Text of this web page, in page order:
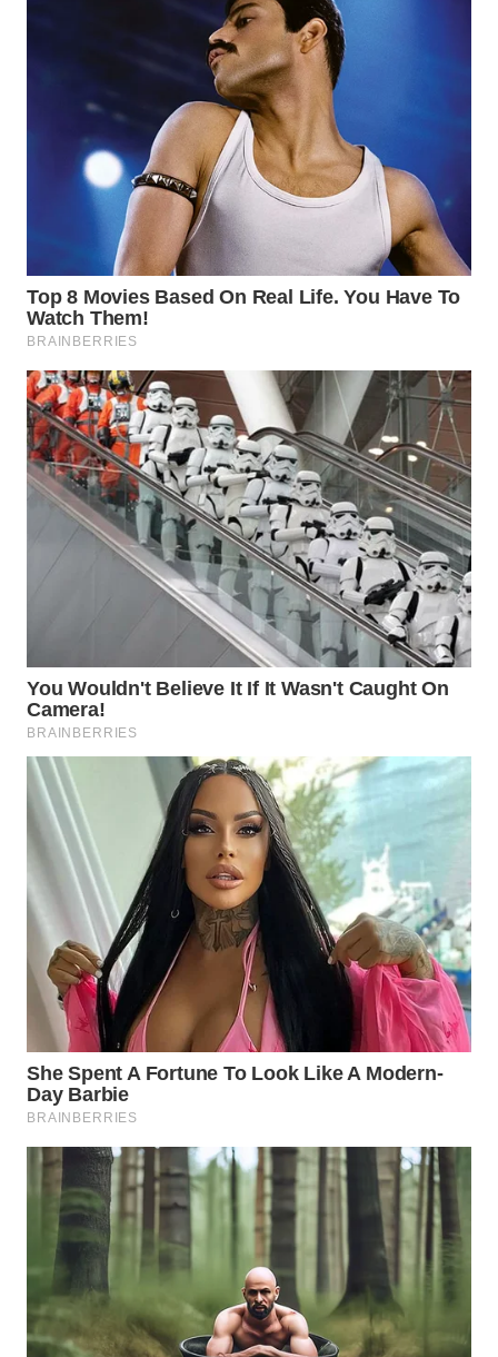
WN
SULTENG
SULBAR
WN
WN
SUMBAR
WN
SUMSEL
LAMPUNG
WN
JATENG
WN
NUSANTARA
WN
JATIM
WN
BALI
WN
KALBAR
WN
KALTENG
WN
KALTARA